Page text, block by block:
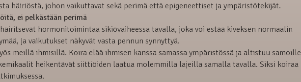
häiriöstä, johon vaikuttavat sekä perimä että epigeneettiset ja ympäristötekijät.
ei pelkästään perimä
hormonitoimintaa sikiövaiheessa tavalla, joka voi estää kiveksen normaalin
ja vaikutukset näkyvät vasta pennun synnyttyä.
meillä ihmisillä. Koira elää ihmisen kanssa samassa ympäristössä ja altistuu samoille
heikentävät siittiöiden laatua molemmilla lajeilla samalla tavalla. Siksi koiraa